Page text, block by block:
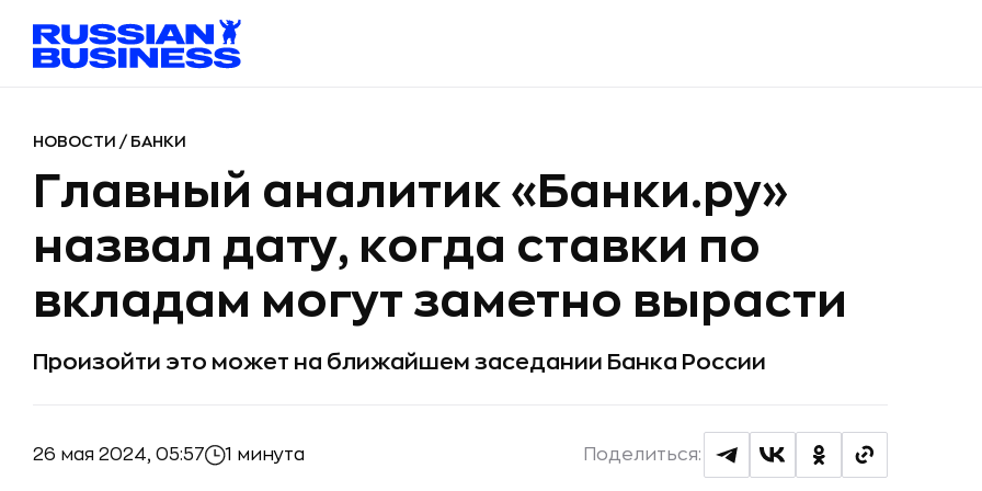
НОВОСТИ / БАНКИ
Главный аналитик «Банки.ру»
назвал дату, когда ставки по
вкладам могут заметно вырасти
Произойти это может на ближайшем заседании Банка России
26 мая 2024, 05:57 1 минута Поделиться: